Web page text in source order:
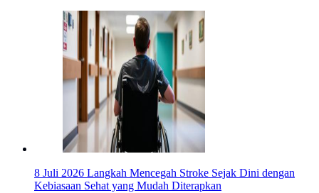
8 Juli 2026 Langkah Mencegah Stroke Sejak Dini dengan
Kebiasaan Sehat yang Mudah Diterapkan